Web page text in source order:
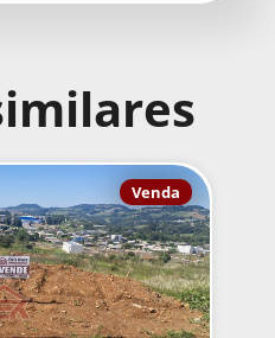
Venda